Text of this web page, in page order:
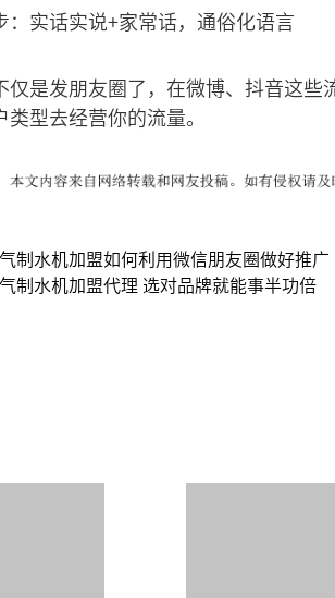
：实话实说+家常话，通俗化语言
仅是发朋友圈了，在微博、抖音这
型去经营你的流量。
制水机加盟如何利用微信朋友圈做好推广
制水机加盟代理 选对品牌就能事半功倍